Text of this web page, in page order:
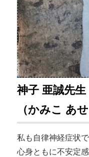
神子 亜誠先生
（かみこ あせ
私も自律神経症状
心身ともに不安定